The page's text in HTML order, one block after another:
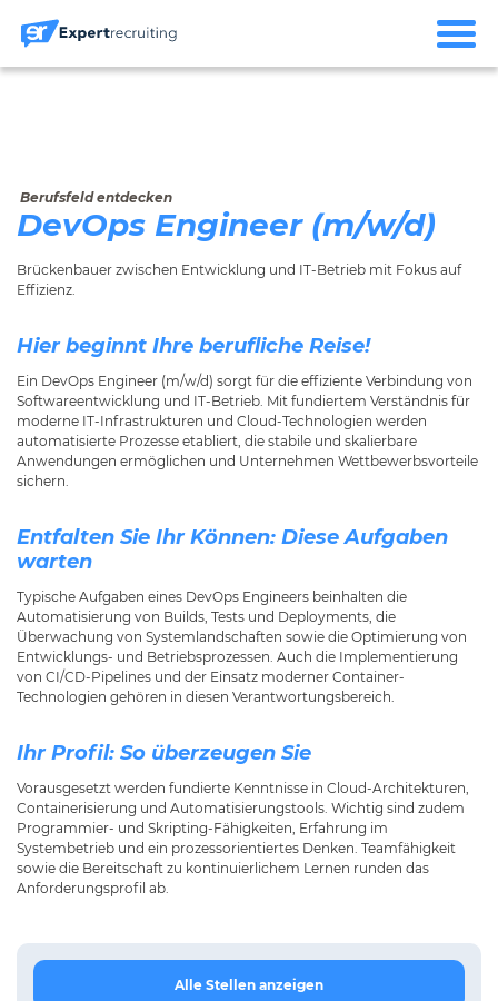
Berufsfeld entdecken
DevOps Engineer (m/w/d)
Brückenbauer zwischen Entwicklung und IT-Betrieb mit Fokus auf
Effizienz.
Hier beginnt Ihre berufliche Reise!
Ein DevOps Engineer (m/w/d) sorgt für die effiziente Verbindung von
Softwareentwicklung und IT-Betrieb. Mit fundiertem Verständnis für
moderne IT-Infrastrukturen und Cloud-Technologien werden
automatisierte Prozesse etabliert, die stabile und skalierbare
Anwendungen ermöglichen und Unternehmen Wettbewerbsvorteile
sichern.
Entfalten Sie Ihr Können: Diese Aufgaben
warten
Typische Aufgaben eines DevOps Engineers beinhalten die
Automatisierung von Builds, Tests und Deployments, die
Überwachung von Systemlandschaften sowie die Optimierung von
Entwicklungs- und Betriebsprozessen. Auch die Implementierung
von CI/CD-Pipelines und der Einsatz moderner Container-
Technologien gehören in diesen Verantwortungsbereich.
Ihr Profil: So überzeugen Sie
Vorausgesetzt werden fundierte Kenntnisse in Cloud-Architekturen,
Containerisierung und Automatisierungstools. Wichtig sind zudem
Programmier- und Skripting-Fähigkeiten, Erfahrung im
Systembetrieb und ein prozessorientiertes Denken. Teamfähigkeit
sowie die Bereitschaft zu kontinuierlichem Lernen runden das
Anforderungsprofil ab.
Alle Stellen anzeigen